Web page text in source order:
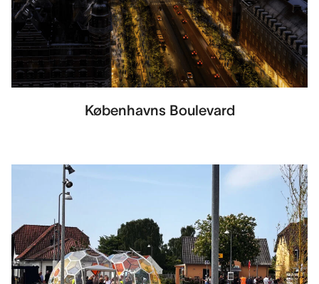
Københavns Boulevard